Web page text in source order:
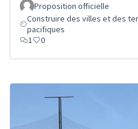
Proposition officielle
Construire des villes et des
pacifiques
1
0